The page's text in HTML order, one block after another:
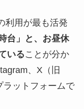
利用が最も活発
台」と、お昼休
いることが分か
、X（旧
ラットフォームで